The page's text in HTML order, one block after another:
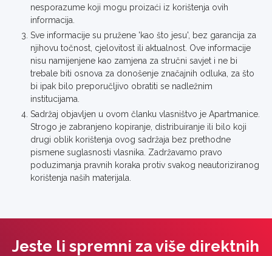
nesporazume koji mogu proizaći iz korištenja ovih
informacija.
Sve informacije su pružene 'kao što jesu', bez garancija za
njihovu točnost, cjelovitost ili aktualnost. Ove informacije
nisu namijenjene kao zamjena za stručni savjet i ne bi
trebale biti osnova za donošenje značajnih odluka, za što
bi ipak bilo preporučljivo obratiti se nadležnim
institucijama.
Sadržaj objavljen u ovom članku vlasništvo je Apartmanice.
Strogo je zabranjeno kopiranje, distribuiranje ili bilo koji
drugi oblik korištenja ovog sadržaja bez prethodne
pismene suglasnosti vlasnika. Zadržavamo pravo
poduzimanja pravnih koraka protiv svakog neautoriziranog
korištenja naših materijala.
Jeste li spremni za više direktnih